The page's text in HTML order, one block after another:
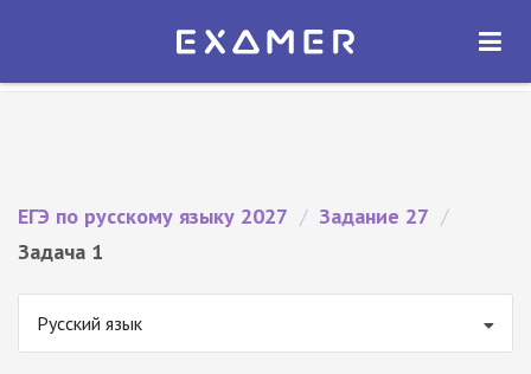
Экзамер — ЕГЭ 2027
ОТКРЫТЬ
ЕГЭ по русскому языку 2027 / Задание 27 /
Задача 1
Русский язык